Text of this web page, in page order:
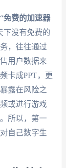
免费的加速器
下没有免费的
，往往通过
用户数据来
卡成PPT，更
露在风险之
或进行游戏
所以，第一
自己数字生